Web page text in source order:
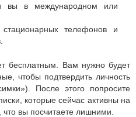
в международном или
телефонов и
бесплатным. Вам нужно будет
чтобы подтвердить личность
После этого попросите
которые сейчас активны на
вы посчитаете лишними.